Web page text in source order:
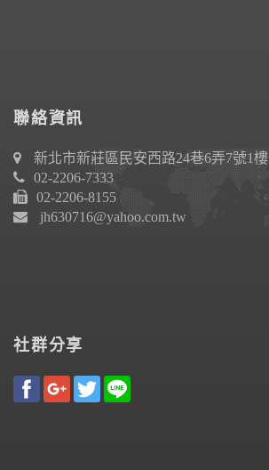
聯絡資訊
新北市新莊區民安西路24巷6弄7號1樓
02-2206-7333
02-2206-8155
jh630716@yahoo.com.tw
社群分享